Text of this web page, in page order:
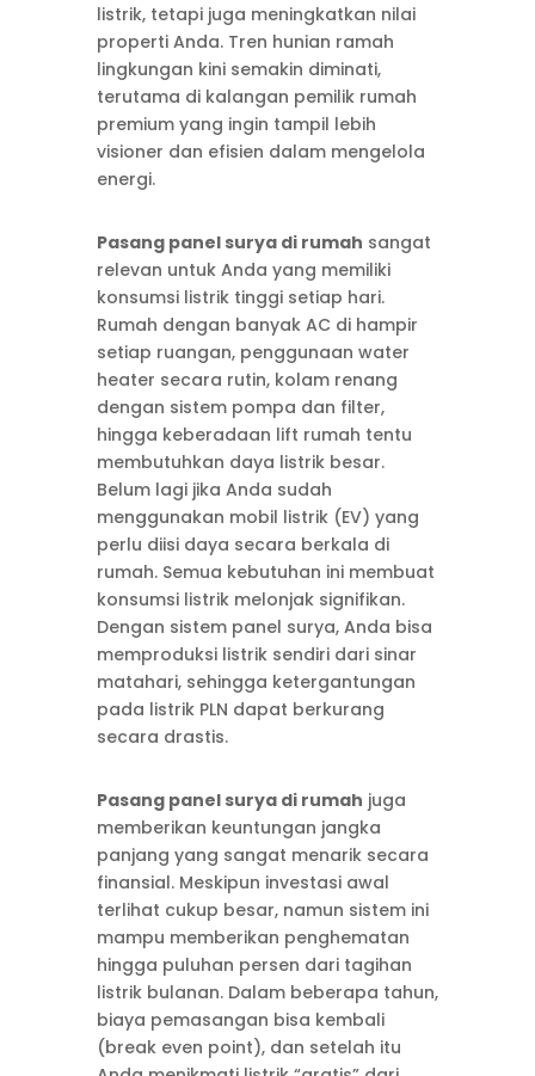
listrik, tetapi juga meningkatkan nilai
properti Anda. Tren hunian ramah
lingkungan kini semakin diminati,
terutama di kalangan pemilik rumah
premium yang ingin tampil lebih
visioner dan efisien dalam mengelola
energi.
Pasang panel surya di rumah sangat
relevan untuk Anda yang memiliki
konsumsi listrik tinggi setiap hari.
Rumah dengan banyak AC di hampir
setiap ruangan, penggunaan water
heater secara rutin, kolam renang
dengan sistem pompa dan filter,
hingga keberadaan lift rumah tentu
membutuhkan daya listrik besar.
Belum lagi jika Anda sudah
menggunakan mobil listrik (EV) yang
perlu diisi daya secara berkala di
rumah. Semua kebutuhan ini membuat
konsumsi listrik melonjak signifikan.
Dengan sistem panel surya, Anda bisa
memproduksi listrik sendiri dari sinar
matahari, sehingga ketergantungan
pada listrik PLN dapat berkurang
secara drastis.
Pasang panel surya di rumah juga
memberikan keuntungan jangka
panjang yang sangat menarik secara
finansial. Meskipun investasi awal
terlihat cukup besar, namun sistem ini
mampu memberikan penghematan
hingga puluhan persen dari tagihan
listrik bulanan. Dalam beberapa tahun,
biaya pemasangan bisa kembali
(break even point), dan setelah itu